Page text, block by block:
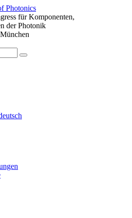
für Komponenten,
der Photonik